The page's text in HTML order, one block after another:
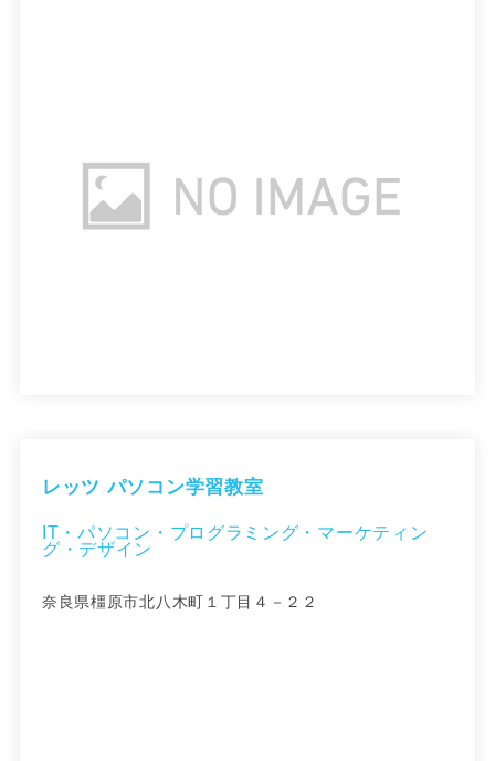
レッツ パソコン学習教室
IT・パソコン・プログラミング・マーケティン
グ・デザイン
奈良県橿原市北八木町１丁目４－２２